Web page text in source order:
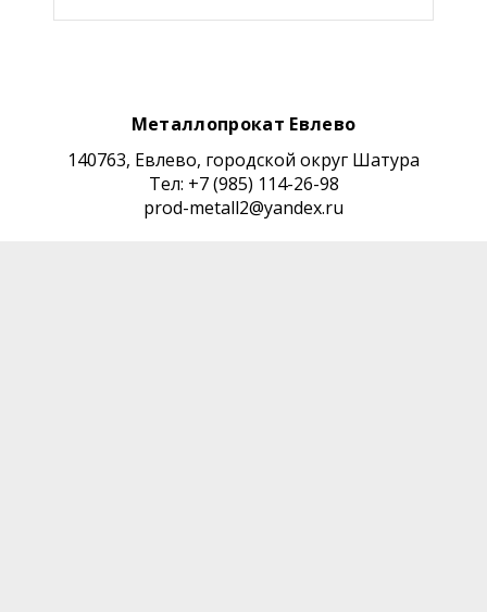
Металлопрокат Евлево
140763, Евлево, городской округ Шатура
Тел: +7 (985) 114-26-98
prod-metall2@yandex.ru